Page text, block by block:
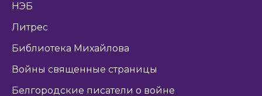
НЭБ
Литрес
Библиотека Михайлова
Войны священные страницы
Белгородские писатели о войне